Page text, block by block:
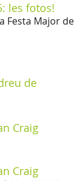
les fotos!
Festa Major de
de
Craig
Craig